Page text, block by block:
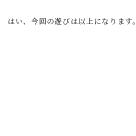
はい、今回の遊びは以上になります。